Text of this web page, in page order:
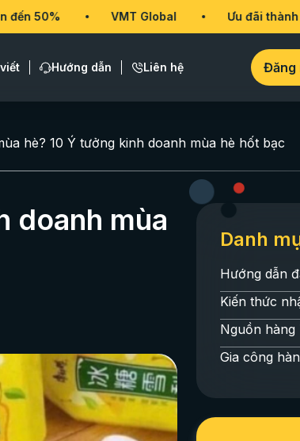
VMT Global Ưu đãi thành viên mới lên
Hướng dẫn Liên hệ Đăng
hè? 10 Ý tưởng kinh doanh mùa hè hốt bạc
doanh mùa
Danh
Hướng dẫn
Kiến thức
Nguồn hàng
Gia công